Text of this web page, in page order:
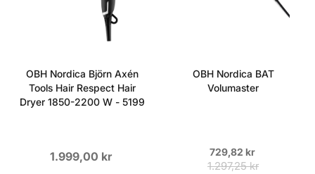
OBH Nordica Björn Axén
Tools Hair Respect Hair
Dryer 1850-2200 W - 5199
1.999,00 kr
OBH Nordica BAT
Volumaster
729,82 kr
1.297,25 kr